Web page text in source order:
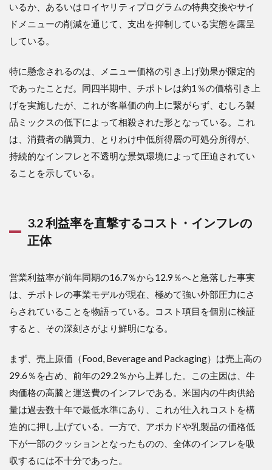
バリ
ュエ
ョン
考
6
６．
結論
いるか、あるいはロイヤリティプログラムの特典交換やサイ
ドメニューの削減を通じて、支出を抑制している実態を露呈
している。
特に懸念されるのは、メニュー価格の引き上げ効果が限定的
であったことだ。同四半期中、チポトレは約1％の価格引き上
げを実施したが、これが客単価の向上に繋がらず、むしろ製
品ミックスの低下によって相殺された形となっている。これ
は、消費者の購買力、とりわけ中低所得層の可処分所得が、
持続的なインフレと不透明な景気環境によって圧迫されてい
ることを示している。
3.2 利益率を直撃するコスト・インフレの
正体
営業利益率が前年同期の16.7％から12.9％へと急落した事実
は、チポトレの事業モデルが現在、極めて強い外部圧力にさ
らされていることを物語っている。コスト項目を個別に検証
すると、その深刻さがより鮮明になる。
まず、売上原価（Food, Beverage and Packaging）は売上高の
29.6％を占め、前年の29.2％から上昇した。この主因は、牛
肉価格の高騰と運送費のインフレである。米国内の牛肉供給
量は過去数十年で最低水準にあり、これが仕入れコストを構
造的に押し上げている。一方で、アボカドや乳製品の価格低
下が一部のクッションとなったものの、全体のインフレを吸
収するには不十分であった。